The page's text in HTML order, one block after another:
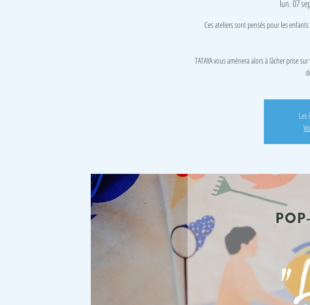
lun. 07
Ces ateliers sont pensés pour les
TATAYA vous amènera alors à lâcher prise